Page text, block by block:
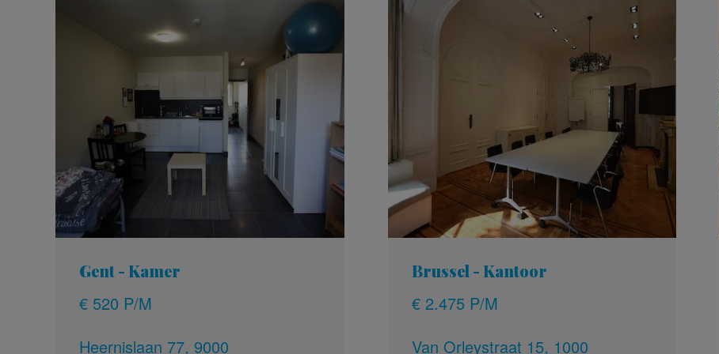
Gent - Kamer
€ 520 P/M
Heernislaan 77, 9000
Brussel - Kantoor
€ 2.475 P/M
Van Orleystraat 15, 1000